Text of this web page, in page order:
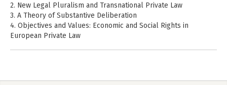
Handboek
Het spanningsveld
2. New Legal Pluralism and Transnational Private Law
3. A Theory of Substantive Deliberation
4. Objectives and Values: Economic and Social Rights in
European Private Law